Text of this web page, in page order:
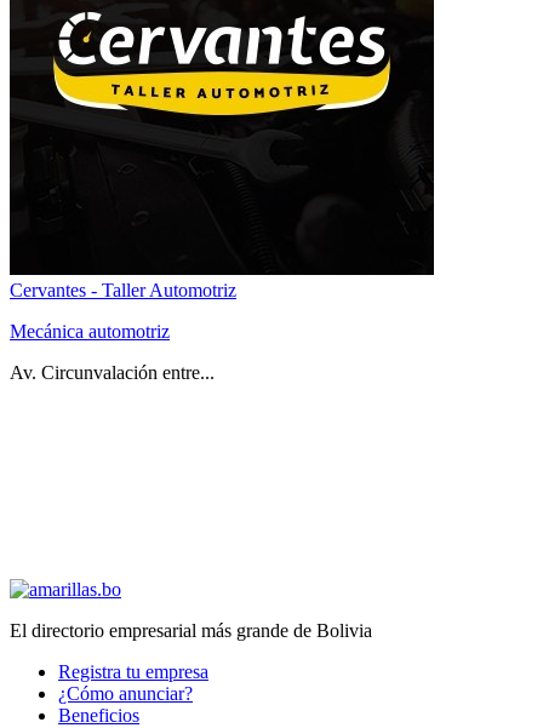
Cervantes - Taller Automotriz
Mecánica automotriz
Av. Circunvalación entre...
El directorio empresarial más grande de Bolivia
Registra tu empresa
¿Cómo anunciar?
Beneficios